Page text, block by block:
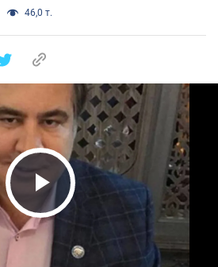
46,0 т.
Play Video